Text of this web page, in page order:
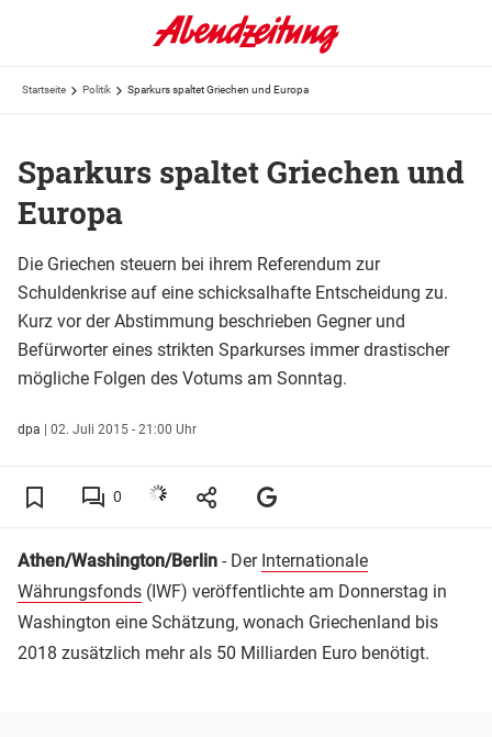
Startseite Politik Sparkurs spaltet Griechen und Europa
Sparkurs spaltet Griechen und
Europa
Die Griechen steuern bei ihrem Referendum zur
Schuldenkrise auf eine schicksalhafte Entscheidung zu.
Kurz vor der Abstimmung beschrieben Gegner und
Befürworter eines strikten Sparkurses immer drastischer
mögliche Folgen des Votums am Sonntag.
dpa | 02. Juli 2015 - 21:00 Uhr
0
Athen/Washington/Berlin - Der Internationale
Währungsfonds (IWF) veröffentlichte am Donnerstag in
Washington eine Schätzung, wonach Griechenland bis
2018 zusätzlich mehr als 50 Milliarden Euro benötigt.